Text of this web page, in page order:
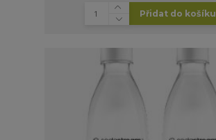
Přidat do košíku